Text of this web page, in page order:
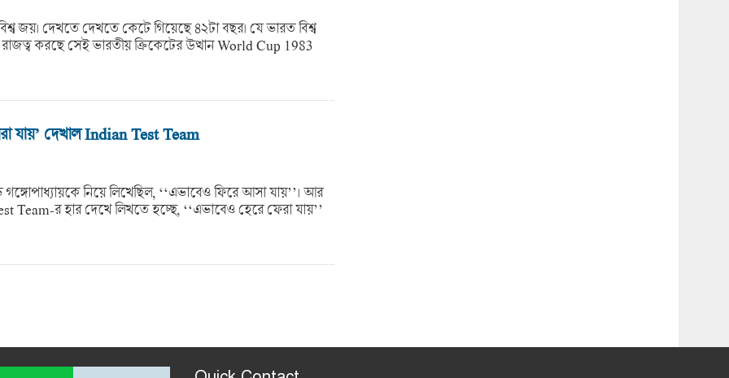
জয়। দেখতে দেখতে কেটে গিয়েছে ৪২টা বছর। যে ভারত বিশ্ব
করছে সেই ভারতীয় ক্রিকেটের উত্থান World Cup 1983
যায়’ দেখাল Indian Test Team
গঙ্গোপাধ্যায়কে নিয়ে লিখেছিল, ‘‘এভাবেও ফিরে আসা যায়’’। আর
Team-র হার দেখে লিখতে হচ্ছে, ‘‘এভাবেও হেরে ফেরা যায়’’